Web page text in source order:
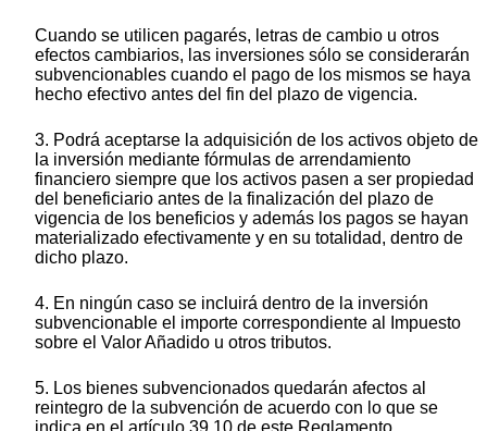
Cuando se utilicen pagarés, letras de cambio u otros
efectos cambiarios, las inversiones sólo se considerarán
subvencionables cuando el pago de los mismos se haya
hecho efectivo antes del fin del plazo de vigencia.
3. Podrá aceptarse la adquisición de los activos objeto de
la inversión mediante fórmulas de arrendamiento
financiero siempre que los activos pasen a ser propiedad
del beneficiario antes de la finalización del plazo de
vigencia de los beneficios y además los pagos se hayan
materializado efectivamente y en su totalidad, dentro de
dicho plazo.
4. En ningún caso se incluirá dentro de la inversión
subvencionable el importe correspondiente al Impuesto
sobre el Valor Añadido u otros tributos.
5. Los bienes subvencionados quedarán afectos al
reintegro de la subvención de acuerdo con lo que se
indica en el artículo 39.10 de este Reglamento.